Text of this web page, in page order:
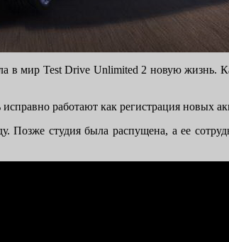
в мир Test Drive Unlimited 2 новую жизнь.
работают как регистрация новых
Позже студия была распущена, а ее